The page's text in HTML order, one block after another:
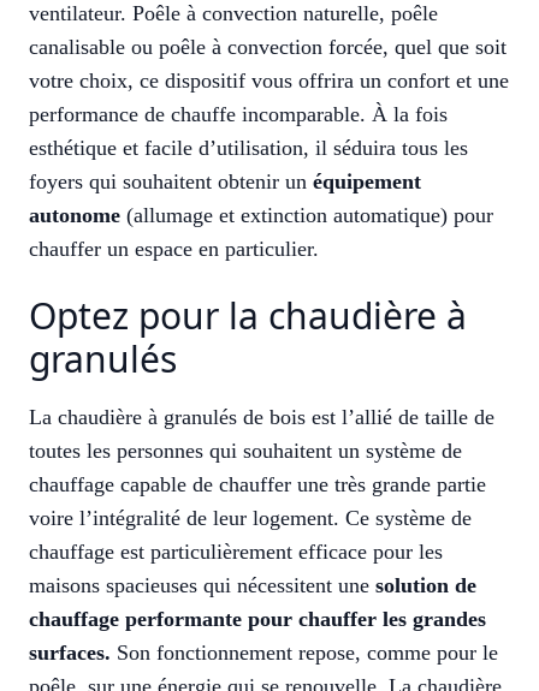
ventilateur. Poêle à convection naturelle, poêle
canalisable ou poêle à convection forcée, quel que soit
votre choix, ce dispositif vous offrira un confort et une
performance de chauffe incomparable. À la fois
esthétique et facile d’utilisation, il séduira tous les
foyers qui souhaitent obtenir un équipement
autonome (allumage et extinction automatique) pour
chauffer un espace en particulier.
Optez pour la chaudière à
granulés
La chaudière à granulés de bois est l’allié de taille de
toutes les personnes qui souhaitent un système de
chauffage capable de chauffer une très grande partie
voire l’intégralité de leur logement. Ce système de
chauffage est particulièrement efficace pour les
maisons spacieuses qui nécessitent une solution de
chauffage performante pour chauffer les grandes
surfaces. Son fonctionnement repose, comme pour le
poêle, sur une énergie qui se renouvelle. La chaudière